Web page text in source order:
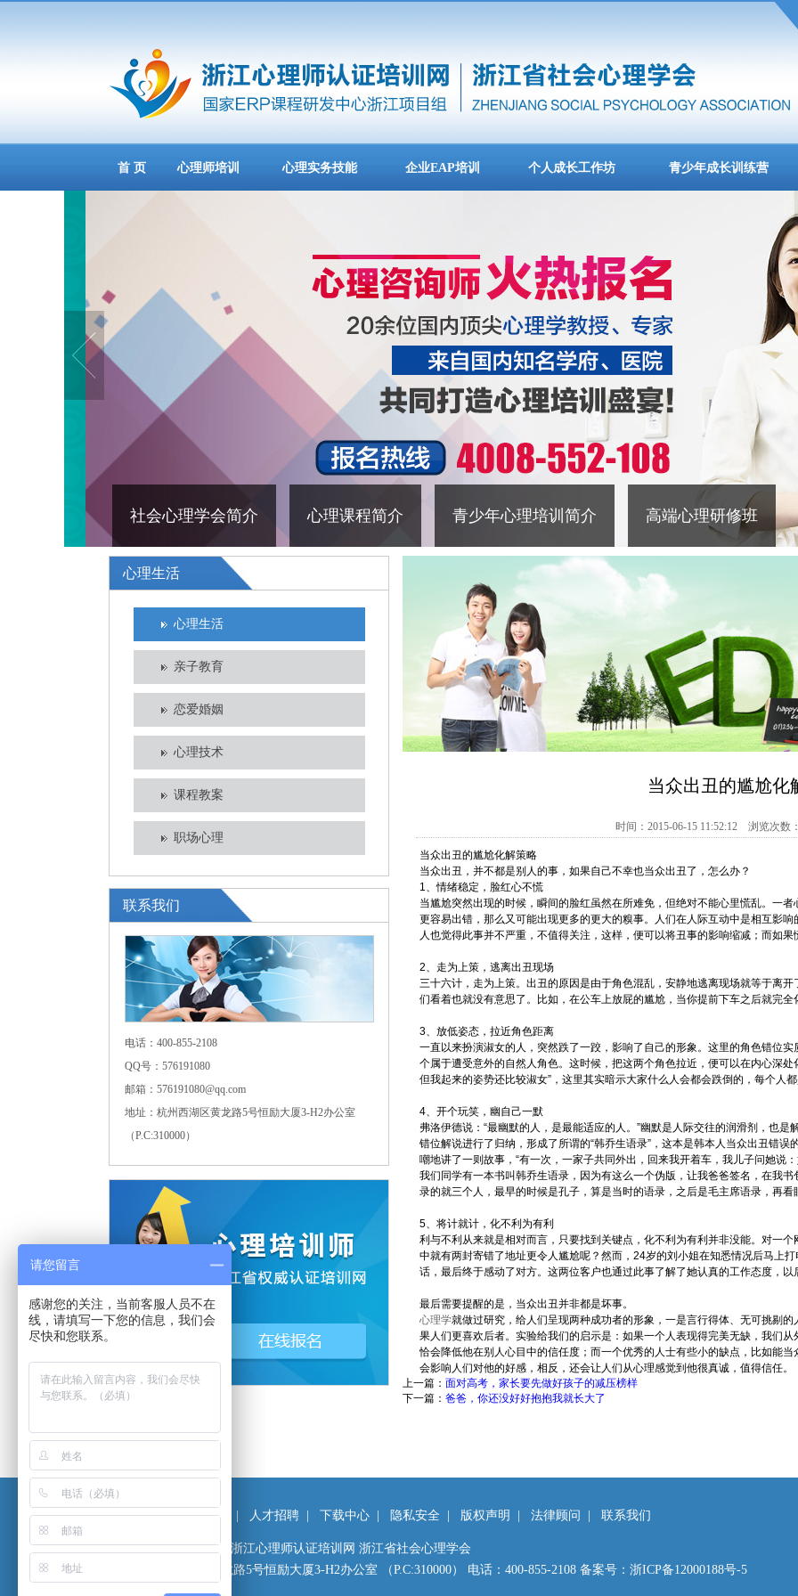
首 页 心理师培训 心理实务技能 企业EAP培训 个人成长工作坊 青少年成长训练营
社会心理学会简介 心理课程简介 青少年心理培训简介 高端心理研修班
心理生活
心理生活
亲子教育
恋爱婚姻
心理技术
课程教案
职场心理
联系我们
电话：400-855-2108
QQ号：576191080
邮箱：576191080@qq.com
地址：杭州西湖区黄龙路5号恒励大厦3-H2办公室
（P.C:310000）
当众出丑的尴尬化
时间：2015-06-15 11:52:12 浏览次
当众出丑的尴尬化解策略
当众出丑，并不都是别人的事，如果自己不幸也当众出丑了，怎么办？
1、情绪稳定，脸红心不慌
当尴尬突然出现的时候，瞬间的脸红虽然在所难免，但绝对不能心里慌乱。一
更容易出错，那么又可能出现更多的更大的糗事。人们在人际互动中是相互影
人也觉得此事并不严重，不值得关注，这样，便可以将丑事的影响缩减；而如
2、走为上策，逃离出丑现场
三十六计，走为上策。出丑的原因是由于角色混乱，安静地逃离现场就等于离
们看着也就没有意思了。比如，在公车上放屁的尴尬，当你提前下车之后就完全
3、放低姿态，拉近角色距离
一直以来扮演淑女的人，突然跌了一跤，影响了自己的形象。这里的角色错位
个属于遭受意外的自然人角色。这时候，把这两个角色拉近，便可以在内心深
但我起来的姿势还比较淑女”，这里其实暗示大家什么人会都会跌倒的，每个人
4、开个玩笑，幽自己一默
弗洛伊德说：“最幽默的人，是最能适应的人。”幽默是人际交往的润滑剂，也
错位解说进行了归纳，形成了所谓的“韩乔生语录”，这本是韩本人当众出丑错误
嘲地讲了一则故事，“有一次，一家子共同外出，回来我开着车，我儿子问她说
我们同学有一本书叫韩乔生语录，因为有这么一个伪版，让我爸爸签名，在我
录的就三个人，最早的时候是孔子，算是当时的语录，之后是毛主席语录，再看
5、将计就计，化不利为有利
利与不利从来就是相对而言，只要找到关键点，化不利为有利并非没能。对一
中就有两封寄错了地址更令人尴尬呢？然而，24岁的刘小姐在知悉情况后马上
话，最后终于感动了对方。这两位客户也通过此事了解了她认真的工作态度，
最后需要提醒的是，当众出丑并非都是坏事。
心理学就做过研究，给人们呈现两种成功者的形象，一是言行得体、无可挑剔
果人们更喜欢后者。实验给我们的启示是：如果一个人表现得完美无缺，我们
恰会降低他在别人心目中的信任度；而一个优秀的人士有些小的缺点，比如能
会影响人们对他的好感，相反，还会让人们从心理感觉到他很真诚，值得信任。
上一篇： 面对高考，家长要先做好孩子的减压榜样
下一篇： 爸爸，你还没好好抱抱我就长大了
公司简介|付款方式 人才招聘 下载中心 隐私安全 版权声明 法律顾问 联系我们
Copyright© 2008-2026 浙江心理师认证培训网 浙江省社会心理学会
地址：杭州西湖区黄龙路5号恒励大厦3-H2办公室 （P.C:310000） 电话：400-855-2108 备案号： 浙ICP备12000188号-5
技术支持：燎扬网络
请您留言
感谢您的关注，当前客服人员不在
线，请填写一下您的信息，我们会
尽快和您联系。